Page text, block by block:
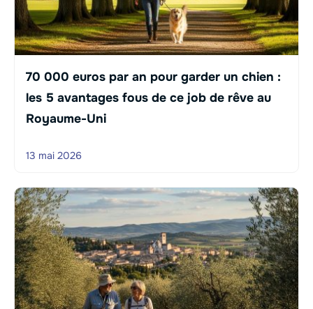
70 000 euros par an pour garder un chien :
les 5 avantages fous de ce job de rêve au
Royaume-Uni
13 mai 2026